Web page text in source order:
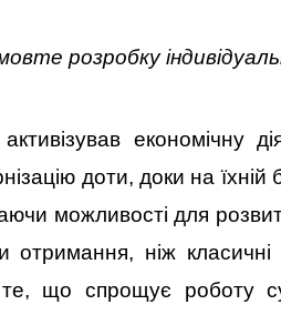
розробку
економічну
доти, доки на
можливості для
отримання, ніж
що спрощує роботу